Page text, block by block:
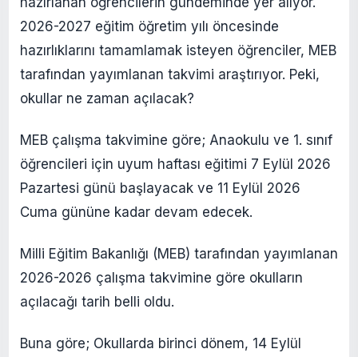
2026-2027 eğitim öğretim yılı öncesinde
hazırlıklarını tamamlamak isteyen öğrenciler, MEB
tarafından yayımlanan takvimi araştırıyor. Peki,
okullar ne zaman açılacak?
MEB çalışma takvimine göre; Anaokulu ve 1. sınıf
öğrencileri için uyum haftası eğitimi 7 Eylül 2026
Pazartesi günü başlayacak ve 11 Eylül 2026
Cuma gününe kadar devam edecek.
Milli Eğitim Bakanlığı (MEB) tarafından yayımlanan
2026-2026 çalışma takvimine göre okulların
açılacağı tarih belli oldu.
Buna göre; Okullarda birinci dönem, 14 Eylül